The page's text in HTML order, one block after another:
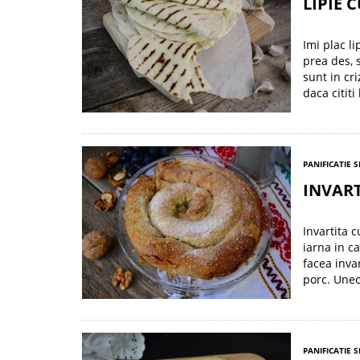
Imi plac
prea des,
sunt in
daca cititi
PANIFICATIE
Invartita
iarna in
facea
porc.
PANIFICATIE